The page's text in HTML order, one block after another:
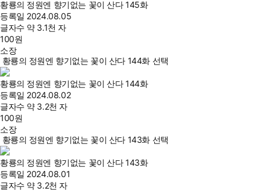
황룡의 정원엔 향기없는 꽃이 산다 145화
등록일 2024.08.05
글자수 약 3.1천 자
100원
소장
황룡의 정원엔 향기없는 꽃이 산다 144화 선택
황룡의 정원엔 향기없는 꽃이 산다 144화
등록일 2024.08.02
글자수 약 3.2천 자
100원
소장
황룡의 정원엔 향기없는 꽃이 산다 143화 선택
황룡의 정원엔 향기없는 꽃이 산다 143화
등록일 2024.08.01
글자수 약 3.2천 자